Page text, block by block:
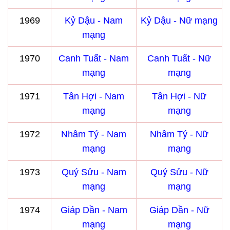
1969
Kỷ Dậu - Nam
mạng
Kỷ Dậu - Nữ mạng
1970
Canh Tuất - Nam
mạng
Canh Tuất - Nữ
mạng
1971
Tân Hợi - Nam
mạng
Tân Hợi - Nữ
mạng
1972
Nhâm Tý - Nam
mạng
Nhâm Tý - Nữ
mạng
1973
Quý Sửu - Nam
mạng
Quý Sửu - Nữ
mạng
1974
Giáp Dần - Nam
mạng
Giáp Dần - Nữ
mạng